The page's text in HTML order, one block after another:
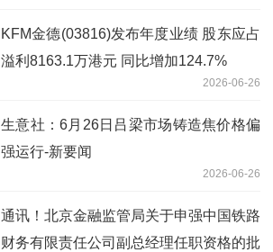
KFM金德(03816)发布年度业绩 股东应占
溢利8163.1万港元 同比增加124.7%
2026-06-26
生意社：6月26日吕梁市场铸造焦价格偏
强运行-新要闻
2026-06-26
通讯！北京金融监管局关于申强中国铁路
财务有限责任公司副总经理任职资格的批